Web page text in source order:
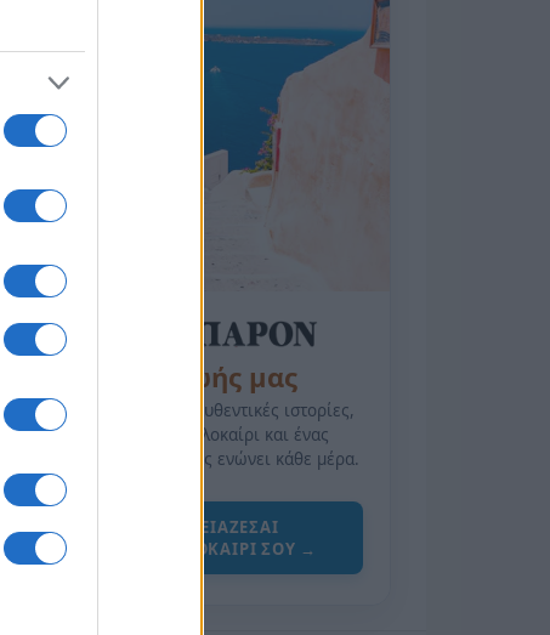
της Ζωής μας
Οι άνθρωποι, οι αυθεντικές ιστορίες,
το ελληνικό καλοκαίρι και ένας
πολιτισμός που μας ενώνει κάθε μέρα.
ΟΣΑ ΧΡΕΙΑΖΕΣΑΙ
ΓΙΑ ΤΟ ΚΑΛΟΚΑΙΡΙ ΣΟΥ →